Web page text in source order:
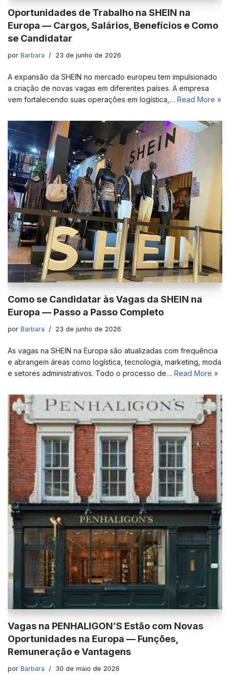
Oportunidades de Trabalho na SHEIN na
Europa — Cargos, Salários, Benefícios e Como
se Candidatar
por Barbara 23 de junho de 2026
A expansão da SHEIN no mercado europeu tem impulsionado
a criação de novas vagas em diferentes países. A empresa
vem fortalecendo suas operações em logística,… Read More »
Como se Candidatar às Vagas da SHEIN na
Europa — Passo a Passo Completo
por Barbara 23 de junho de 2026
As vagas na SHEIN na Europa são atualizadas com frequência
e abrangem áreas como logística, tecnologia, marketing, moda
e setores administrativos. Todo o processo de… Read More »
Vagas na PENHALIGON’S Estão com Novas
Oportunidades na Europa — Funções,
Remuneração e Vantagens
por Barbara 30 de maio de 2026